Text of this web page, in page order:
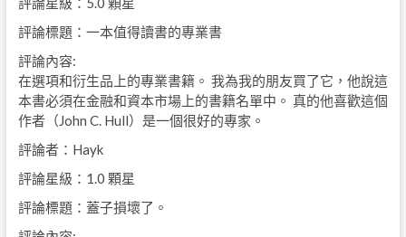
評論標題：一本值得讀書的專業書
評論內容:
在選項和衍生品上的專業書籍。 我為我的朋友買了它，他說這
本書必須在金融和資本市場上的書籍名單中。 真的他喜歡這個
作者（John C. Hull）是一個很好的專家。
評論者：Hayk
評論星級：1.0 顆星
評論標題：蓋子損壞了。